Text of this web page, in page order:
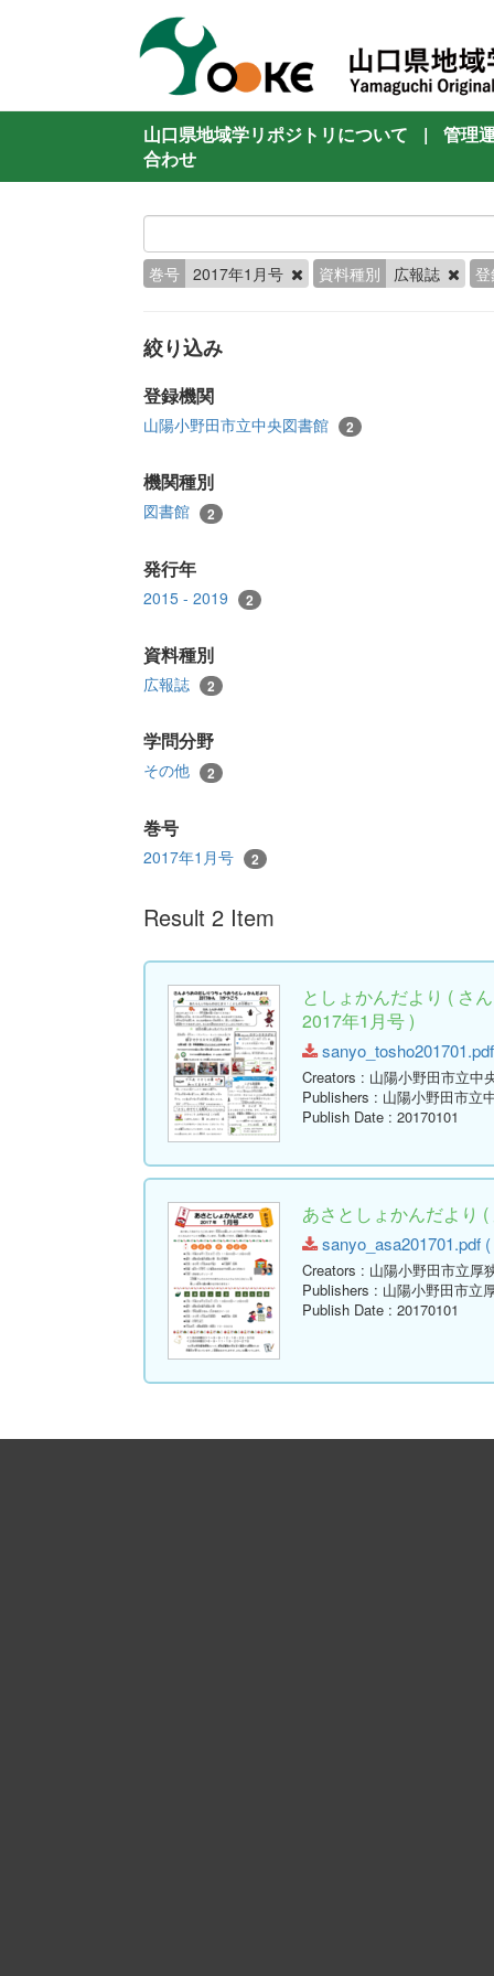
山口県地域学リポジトリについて |
管理
合わせ
巻号 2017年1月号 資料種別 広報誌
絞り込み
登録機関
山陽小野田市立中央図書館 2
機関種別
図書館 2
発行年
2015 - 2019 2
資料種別
広報誌 2
学問分野
その他 2
巻号
2017年1月号 2
Result 2 Item
としょかんだより ( さ
2017年1月号 )
Creators : 山陽小野田市立中
Publishers : 山陽小野田市立
Publish Date : 20170101
あさとしょかんだより
sanyo_asa201701.pdf
Creators : 山陽小野田市立厚
Publishers : 山陽小野田市立
Publish Date : 20170101